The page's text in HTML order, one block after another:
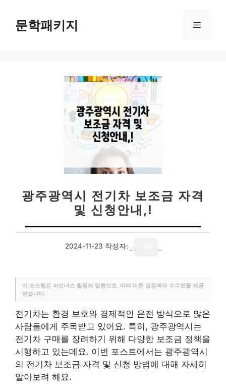
문학패키지 메
광주광역시 전기차 보조금 자격
및 신청안내,!
2024-11-23 작성자:
이 포스팅은 파트너스 활동의 일환으로, 이에 따른 일정액의 수수료를 제공
받습니다.
전기차는 환경 보호와 경제적인 운전 방식으로 많은
사람들에게 주목받고 있어요. 특히, 광주광역시는
전기차 구매를 장려하기 위해 다양한 보조금 정책을
시행하고 있는데요. 이번 포스트에서는 광주광역시
의 전기차 보조금 자격 및 신청 방법에 대해 자세히
알아보려 해요.